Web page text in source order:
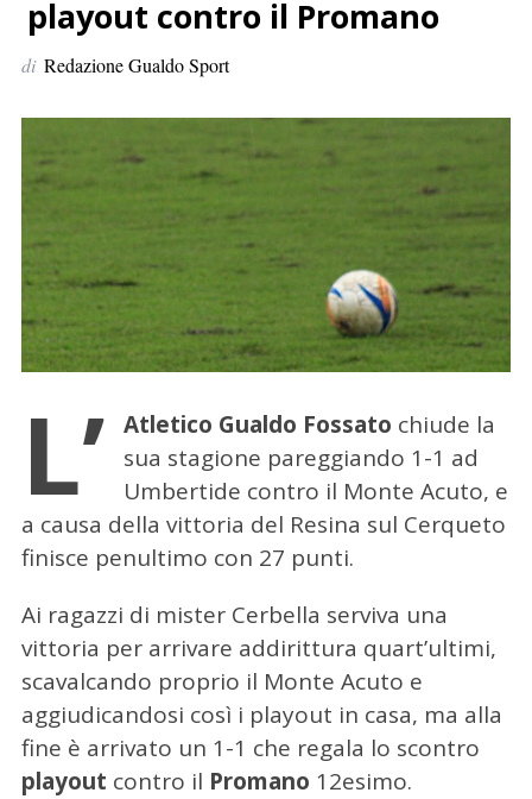
e
r
playout contro il Promano
di Redazione Gualdo Sport
L’ Atletico Gualdo Fossato chiude la
sua stagione pareggiando 1-1 ad
Umbertide contro il Monte Acuto, e
a causa della vittoria del Resina sul Cerqueto
finisce penultimo con 27 punti.
Ai ragazzi di mister Cerbella serviva una
vittoria per arrivare addirittura quart’ultimi,
scavalcando proprio il Monte Acuto e
aggiudicandosi così i playout in casa, ma alla
fine è arrivato un 1-1 che regala lo scontro
playout contro il Promano 12esimo.